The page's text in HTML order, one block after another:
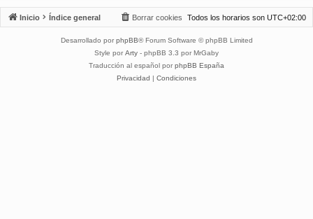
Inicio Índice general Todos los horarios son UTC+02:00
Borrar cookies
Desarrollado por phpBB® Forum Software © phpBB Limited
Style por Arty - phpBB 3.3 por MrGaby
Traducción al español por phpBB España
Privacidad | Condiciones